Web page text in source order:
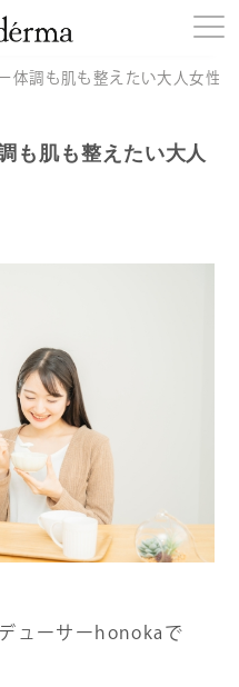
体調も肌も整えたい大人女性
も肌も整えたい大人
ューサーhonokaで